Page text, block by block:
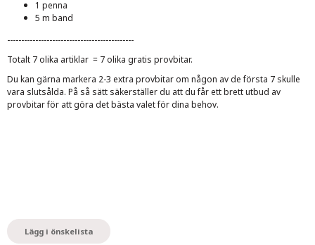
1 penna
5 m band
---------------------------------------------
Totalt 7 olika artiklar = 7 olika gratis provbitar.
Du kan gärna markera 2-3 extra provbitar om någon av de första 7 skulle
vara slutsålda. På så sätt säkerställer du att du får ett brett utbud av
provbitar för att göra det bästa valet för dina behov.
Lägg i önskelista